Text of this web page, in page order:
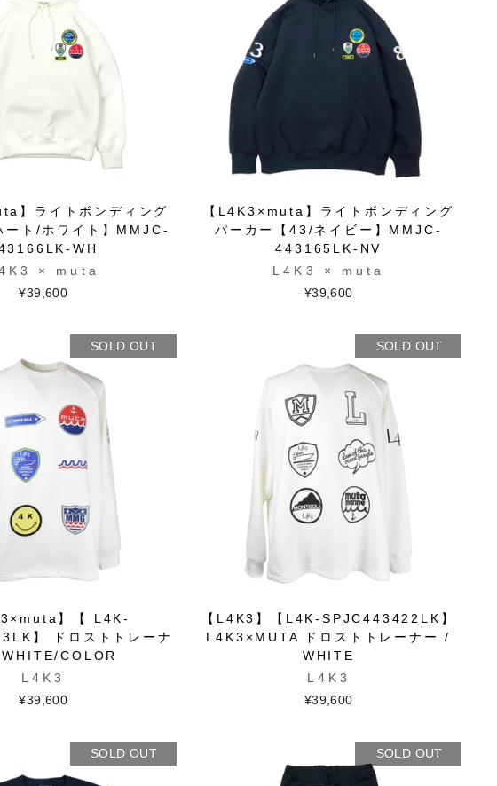
】ライトボンディング
ート/ホワイト】MMJC-
WH
× muta
¥39,600
【L4K3×muta】ライトボンディング
パーカー【43/ネイビー】MMJC-
443165LK-NV
L4K3 × muta
¥39,600
SOLD OUT
】【 L4K-
】 ドロストトレーナ
COLOR
L4K3
¥39,600
SOLD OUT
【L4K3】【L4K-SPJC443422LK】
L4K3×MUTA ドロストトレーナー /
WHITE
L4K3
¥39,600
SOLD OUT SOLD OUT